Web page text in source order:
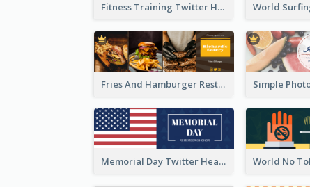
Fitness Training Twitter Header
Fries And Hamburger Restaurant Twitter Header
Memorial Day Twitter Header With Flag